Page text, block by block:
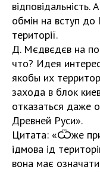
обмін на вступ до
території.
Д. Мєдвєдєв на
что? Идея
якобы их
захода в блок
отказаться даже
Древней Руси».
Цитата: «Ѿже
ѵідмова ѵід
вона має